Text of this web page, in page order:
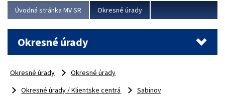
Viac
Úvodná stránka MV SR Okresné úrady
Okresné úrady
Okresné úrady
Okresné úrady
Okresné úrady / Klientske centrá
Sabinov